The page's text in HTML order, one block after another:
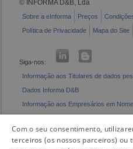
© INFORMA D&B, Lda
Sobre a eInforma Preços
Política de Privacidade
Mapa do Site
Siga-nos:
Informação aos Titulares de dados
Dados Informa D&B
Informação aos Empresários em
Com o seu consentimento,
terceiros (os nossos parceiros) ou